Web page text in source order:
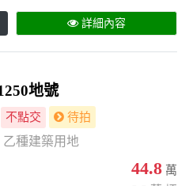
詳細內容
地號
不點交 待拍
乙種建築用地
44.8 萬